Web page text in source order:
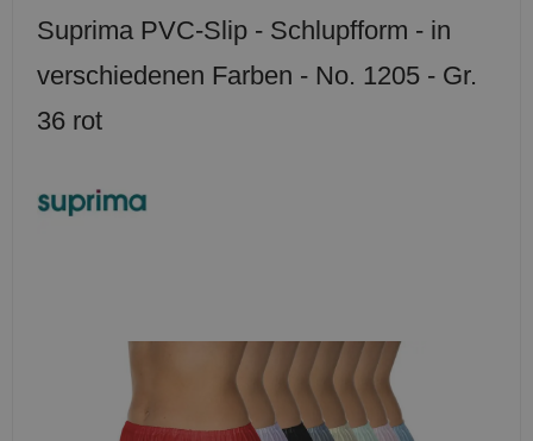
Suprima PVC-Slip - Schlupfform - in
verschiedenen Farben - No. 1205 - Gr.
36 rot